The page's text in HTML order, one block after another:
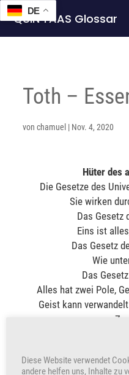
QUIN'TAAS Glossar
Toth –
vonchamuel | Nov. 4, 2020
Hüter des
Die Gesetze des
Sie wirken
Das Gesetz
Eins ist
Das Gesetz
Wie
Das
Alles hat zwei Pole,
Geist kann
Mit dieser Energie in
Diese Website verwendet
andere helfen uns, Inhalte zu
DE